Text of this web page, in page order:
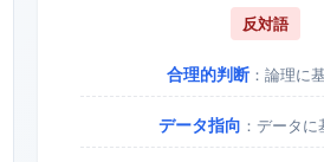
反対語
合理的判断：論理に
データ指向 ：データ